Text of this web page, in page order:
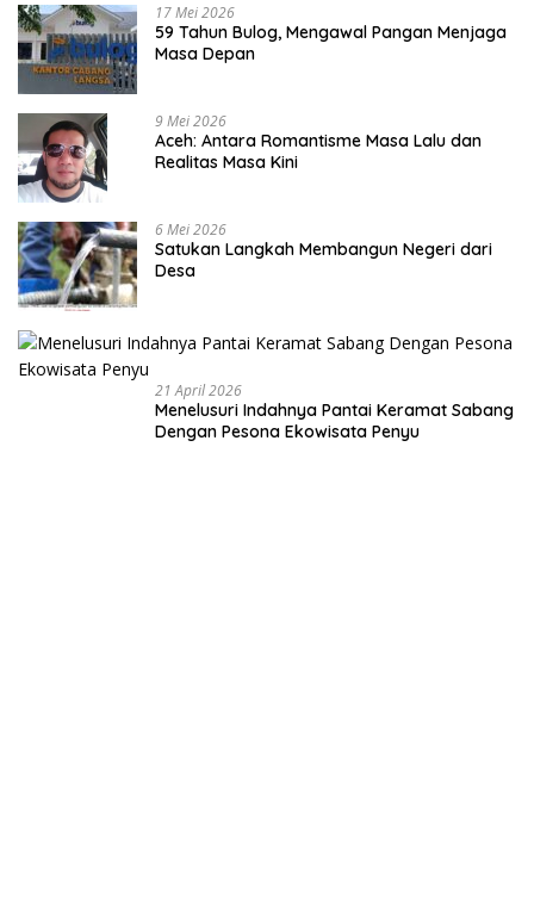
17 Mei 2026
59 Tahun Bulog, Mengawal Pangan Menjaga
Masa Depan
9 Mei 2026
Aceh: Antara Romantisme Masa Lalu dan
Realitas Masa Kini
6 Mei 2026
Satukan Langkah Membangun Negeri dari
Desa
21 April 2026
Menelusuri Indahnya Pantai Keramat Sabang
Dengan Pesona Ekowisata Penyu